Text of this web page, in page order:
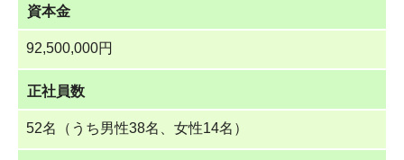
資本金
92,500,000円
正社員数
52名（うち男性38名、女性14名）